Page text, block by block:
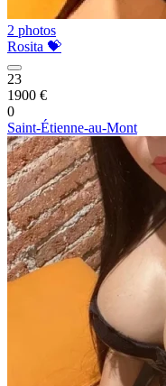
2 photos
Rosita 💝
23
1900 €
0
Saint-Étienne-au-Mont